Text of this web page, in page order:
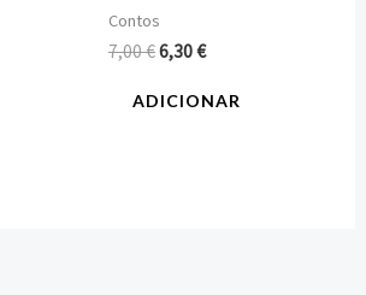
Contos
7,00€6,30€
ADICIONAR